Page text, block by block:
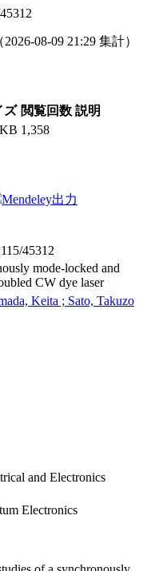
2026-08-09 21:29 集計）
ズ 閲覧回数 説明
1,358
Mendeley出力
45312
mode-locked and
CW dye laser
Keita ; Sato, Takuzo
and Electronics
Electronics